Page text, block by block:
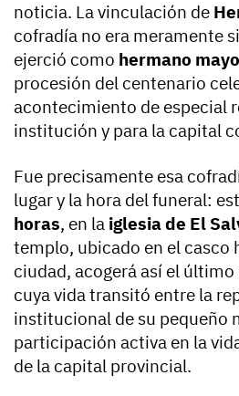
noticia. La vinculación de
cofradía no era meramente
ejerció como hermano
procesión del centenario
acontecimiento de especial
institución y para la capital
Fue precisamente esa
lugar y la hora del funeral:
horas, en la iglesia de El
templo, ubicado en el casco
ciudad, acogerá así el
cuya vida transitó entre la
institucional de su pequeño
participación activa en la
de la capital provincial.